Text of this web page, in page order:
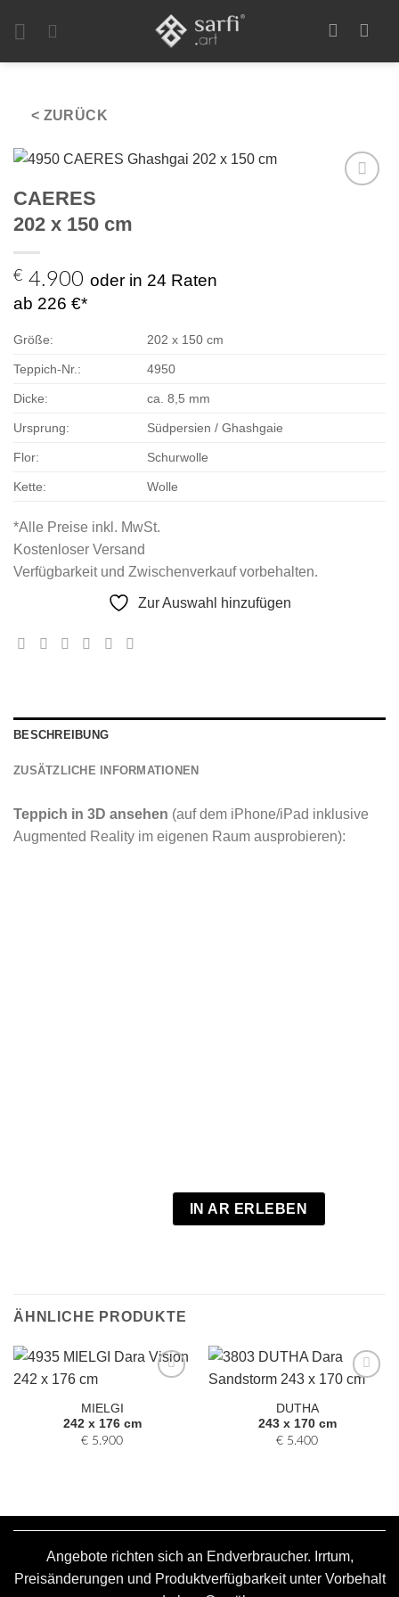
< ZURÜCK
CAERES
202 x 150 cm
€ 4.900 oder in 24 Raten
ab 226 €*
Größe: 202 x 150 cm
Teppich-Nr.: 4950
Dicke: ca. 8,5 mm
Ursprung: Südpersien / Ghashgaie
Flor: Schurwolle
Kette: Wolle
*Alle Preise inkl. MwSt.
Kostenloser Versand
Verfügbarkeit und Zwischenverkauf vorbehalten.
Zur Auswahl hinzufügen
BESCHREIBUNG
ZUSÄTZLICHE INFORMATIONEN
Teppich in 3D ansehen (auf dem iPhone/iPad inklusive
Augmented Reality im eigenen Raum ausprobieren):
IN AR ERLEBEN
ÄHNLICHE PRODUKTE
MIELGI
242 x 176 cm
€ 5.900
DUTHA
243 x 170 cm
€ 5.400
Angebote richten sich an Endverbraucher. Irrtum,
Preisänderungen und Produktverfügbarkeit unter Vorbehalt